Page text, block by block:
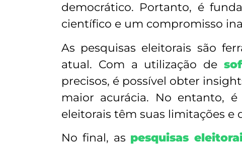
democrático. Portanto, é
científico e um compromisso
As pesquisas eleitorais são
atual. Com a utilização de
precisos, é possível obter
maior acurácia. No entanto,
eleitorais têm suas limitações e
No final, as pesquisas